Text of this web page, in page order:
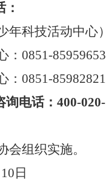
年科技活动中心
： 0851-
： 0851-85982821
电话： 400-
会组织实施。
10 日